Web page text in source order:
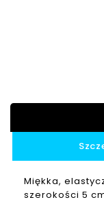
Miękka,
szerokości 5